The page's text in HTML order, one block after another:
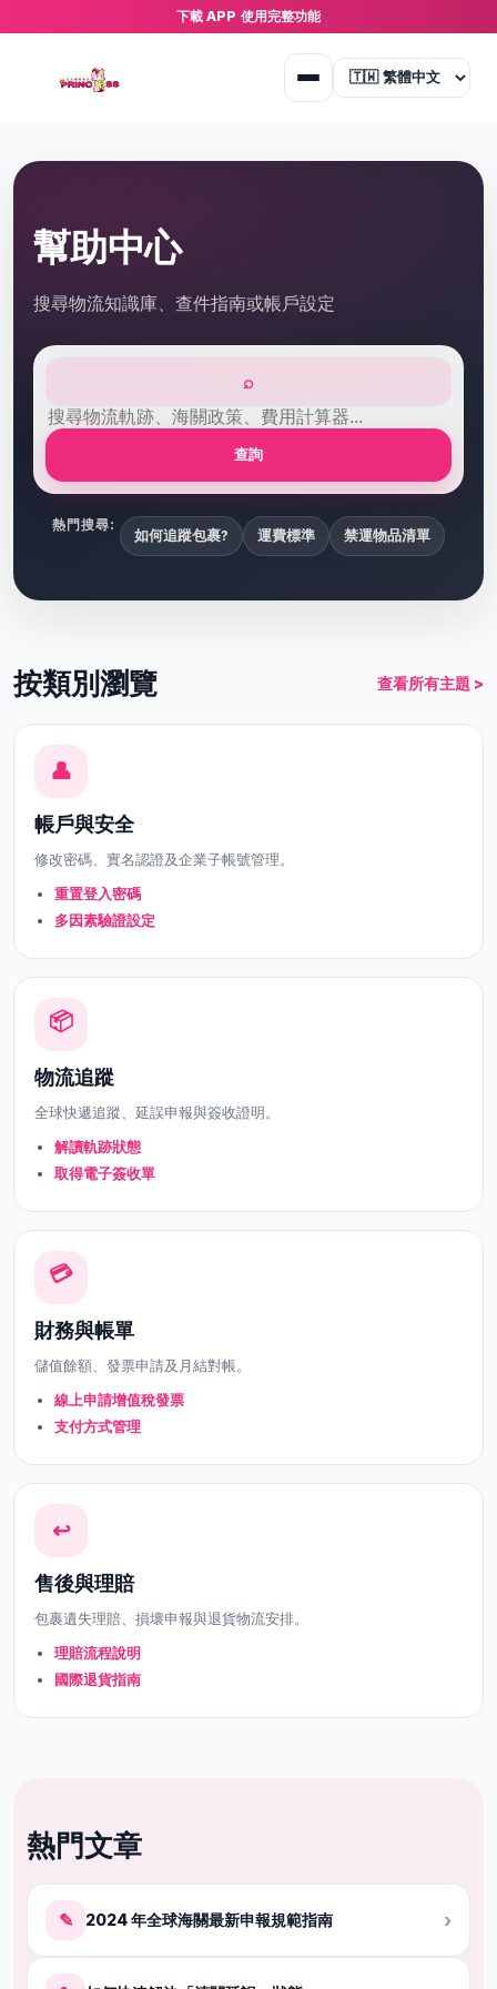
下載 APP 使用完整功能
幫助中心
搜尋物流知識庫、查件指南或帳戶設定
⌕
查詢
熱門搜尋:
如何追蹤包裹? 運費標準 禁運物品清單
按類別瀏覽 查看所有主題 >
👤
帳戶與安全
修改密碼、實名認證及企業子帳號管理。
重置登入密碼
多因素驗證設定
📦
物流追蹤
全球快遞追蹤、延誤申報與簽收證明。
解讀軌跡狀態
取得電子簽收單
💳
財務與帳單
儲值餘額、發票申請及月結對帳。
線上申請增值稅發票
支付方式管理
↩
售後與理賠
包裹遺失理賠、損壞申報與退貨物流安排。
理賠流程說明
國際退貨指南
熱門文章
✎ 2024 年全球海關最新申報規範指南 ›